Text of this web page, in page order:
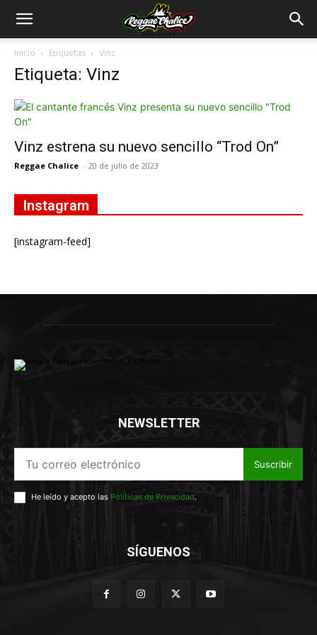
Inicio Etiquetas Vinz
Etiqueta: Vinz
Vinz estrena su nuevo sencillo “Trod On”
Reggae Chalice - 20 de julio de 2023
Instagram
[instagram-feed]
NEWSLETTER
Suscribir
He leído y acepto las Políticas de Privacidad.
SÍGUENOS